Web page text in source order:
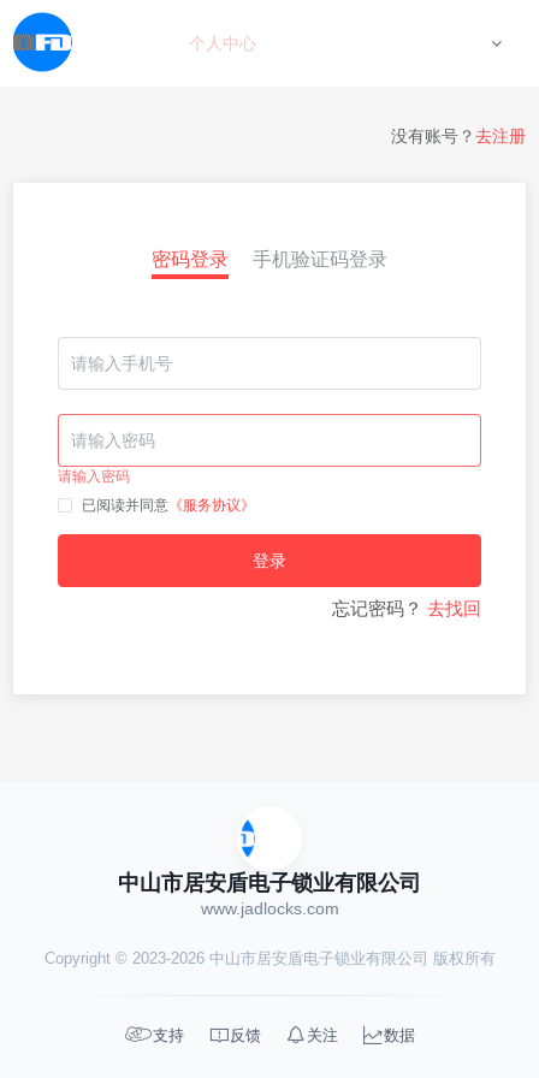
个人中心
密码登录 手机验证码登录
请输入密码
已阅读并同意 《服务协议》
登录
忘记密码？ 去找回
没有账号？ 去注册
中山市居安盾电子锁业有限公司
www.jadlocks.com
Copyright © 2023-2026 中山市居安盾电子锁业有限公司 版权所有
支持  反馈  关注 数据